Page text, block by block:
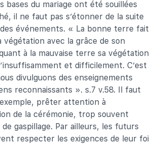
bases du mariage ont été souillées
il ne faut pas s’étonner de la suite
événements. « La bonne terre fait
végétation avec la grâce de son
à la mauvaise terre sa végétation
et difficilement. C’est
divulguons des enseignements
reconnaissants ». s.7 v.58. Il faut
prêter attention à
de la cérémonie, trop souvent
gaspillage. Par ailleurs, les futurs
respecter les exigences de leur foi